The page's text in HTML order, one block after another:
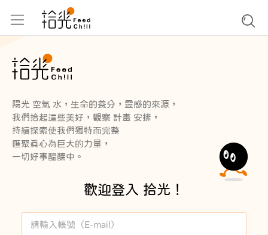
陽光 空氣 水，生命的養分，靈感的來源，
我們拾起這些美好，觀察 計畫 安排，
持續探索使我們獨特而完整
匯聚真心為巨大的力量，
一切好事醞釀中。
歡迎登入 拾光！